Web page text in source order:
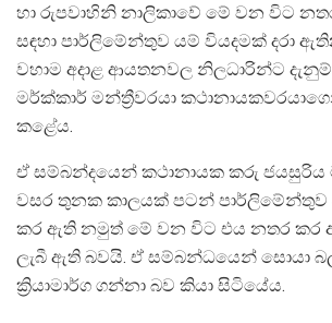
හා රුපවාහිනි නාලිකාවේ මේ වන විට
සඳහා පාර්ලිමේන්තුව යම් වියදමක් දරා
වහාම අදාළ ආයතනවල නිලධාරින්ට
මර්ක්කාර් මන්ත්‍රීවරයා
කළේය.
ඒ සම්බන්දයෙන් කථානායක කරු ජයසුරිය
වසර තුනක කාලයක් පටන් පාර්ලිමේන්තුව
කර ඇති නමුත් මේ වන විට එය නතර කර
ලැබී ඇති බවයි. ඒ සම්බන්ධයෙන් සොයා
ක්‍රියාමාර්ග ගන්නා බව කියා සිටියේය.